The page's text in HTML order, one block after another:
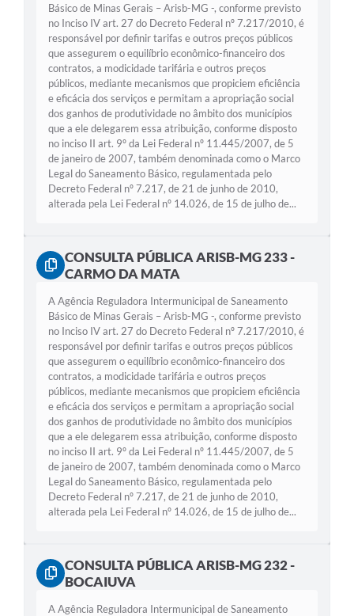
Básico de Minas Gerais – Arisb-MG -, conforme previsto
no Inciso IV art. 27 do Decreto Federal nº 7.217/2010, é
responsável por definir tarifas e outros preços públicos
que assegurem o equilíbrio econômico-financeiro dos
contratos, a modicidade tarifária e outros preços
públicos, mediante mecanismos que propiciem eficiência
e eficácia dos serviços e permitam a apropriação social
dos ganhos de produtividade no âmbito dos municípios
que a ele delegarem essa atribuição, conforme disposto
no inciso II art. 9º da Lei Federal nº 11.445/2007, de 5
de janeiro de 2007, também denominada como o Marco
Legal do Saneamento Básico, regulamentada pelo
Decreto Federal nº 7.217, de 21 de junho de 2010,
alterada pela Lei Federal nº 14.026, de 15 de julho de...
CONSULTA PÚBLICA ARISB-MG 233 -
CARMO DA MATA
A Agência Reguladora Intermunicipal de Saneamento
Básico de Minas Gerais – Arisb-MG -, conforme previsto
no Inciso IV art. 27 do Decreto Federal nº 7.217/2010, é
responsável por definir tarifas e outros preços públicos
que assegurem o equilíbrio econômico-financeiro dos
contratos, a modicidade tarifária e outros preços
públicos, mediante mecanismos que propiciem eficiência
e eficácia dos serviços e permitam a apropriação social
dos ganhos de produtividade no âmbito dos municípios
que a ele delegarem essa atribuição, conforme disposto
no inciso II art. 9º da Lei Federal nº 11.445/2007, de 5
de janeiro de 2007, também denominada como o Marco
Legal do Saneamento Básico, regulamentada pelo
Decreto Federal nº 7.217, de 21 de junho de 2010,
alterada pela Lei Federal nº 14.026, de 15 de julho de...
CONSULTA PÚBLICA ARISB-MG 232 -
BOCAIUVA
A Agência Reguladora Intermunicipal de Saneamento